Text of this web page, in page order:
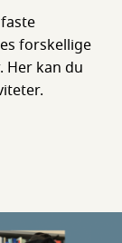
forskellige
Her kan du